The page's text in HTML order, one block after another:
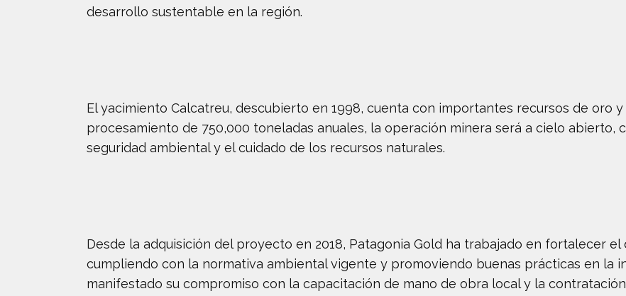
desarrollo sustentable en la región.
El yacimiento Calcatreu, descubierto en 1998, cuenta con importantes recursos de oro
procesamiento de 750,000 toneladas anuales, la operación minera será a cielo abierto,
seguridad ambiental y el cuidado de los recursos naturales.
Desde la adquisición del proyecto en 2018, Patagonia Gold ha trabajado en fortalecer
cumpliendo con la normativa ambiental vigente y promoviendo buenas prácticas en la
manifestado su compromiso con la capacitación de mano de obra local y la